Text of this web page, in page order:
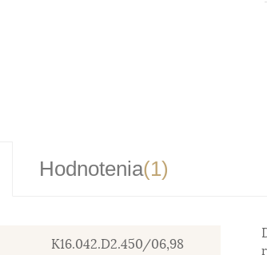
Hodnotenia(1)
K16.042.D2.450/06,98